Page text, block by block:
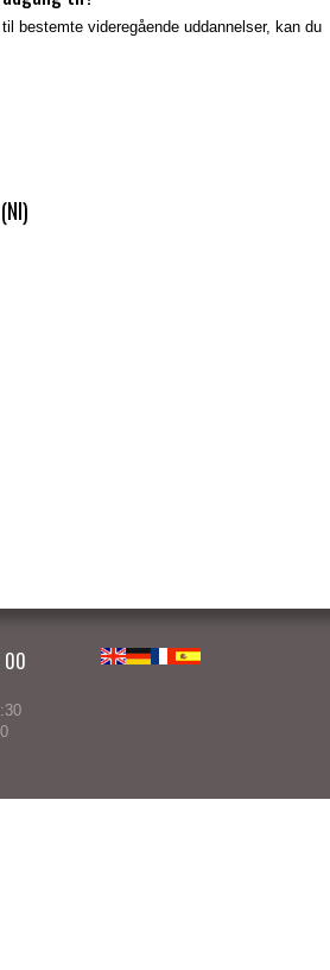
bestemte videregående uddannelser, kan du
00 EnglishDeutsch
FrançaisEspañol